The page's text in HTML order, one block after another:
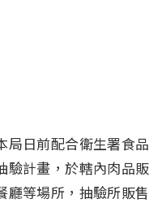
局日前配合衛生署食品
驗計畫，於轄內肉品販
廳等場所，抽驗所販售